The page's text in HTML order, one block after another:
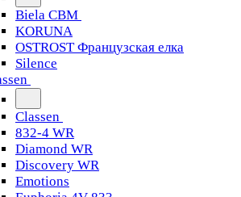
Biela CBM
KORUNA
OSTROST Французская елка
Silence
Classen
832-4 WR
Diamond WR
Discovery WR
Emotions